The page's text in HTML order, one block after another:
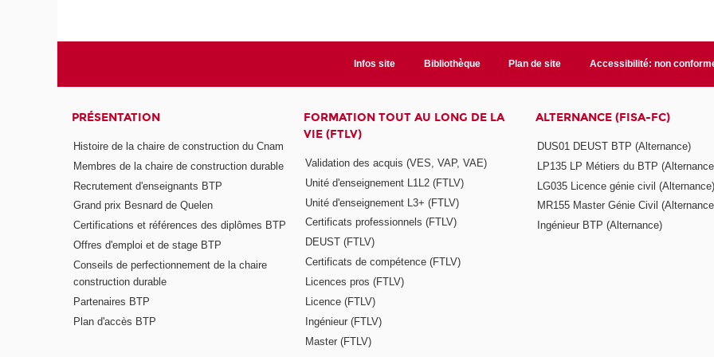
Infos site Bibliothèque Plan de site Accessibilité: non
PRÉSENTATION
Histoire de la chaire de construction du Cnam
Membres de la chaire de construction durable
Recrutement d'enseignants BTP
Grand prix Besnard de Quelen
Certifications et références des diplômes BTP
Offres d'emploi et de stage BTP
Conseils de perfectionnement de la chaire
construction durable
Partenaires BTP
Plan d'accès BTP
FORMATION TOUT AU LONG DE LA
VIE (FTLV)
Validation des acquis (VES, VAP, VAE)
Unité d'enseignement L1L2 (FTLV)
Unité d'enseignement L3+ (FTLV)
Certificats professionnels (FTLV)
DEUST (FTLV)
Certificats de compétence (FTLV)
Licences pros (FTLV)
Licence (FTLV)
Ingénieur (FTLV)
Master (FTLV)
ALTERNANCE (FISA-FC)
DUS01 DEUST BTP (Alternance)
LP135 LP Métiers du BTP
LG035 Licence génie civil (Alternance)
MR155 Master Génie Civil
Ingénieur BTP (Alternance)